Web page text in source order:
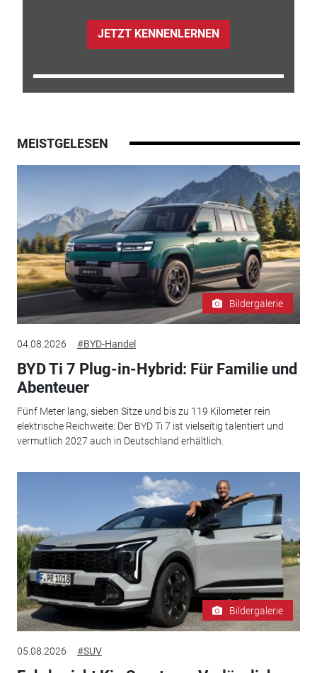
JETZT KENNENLERNEN
MEISTGELESEN
Bildergalerie
04.08.2026 #BYD-Handel
BYD Ti 7 Plug-in-Hybrid: Für Familie und
Abenteuer
Fünf Meter lang, sieben Sitze und bis zu 119 Kilometer rein
elektrische Reichweite: Der BYD Ti 7 ist vielseitig talentiert und
vermutlich 2027 auch in Deutschland erhältlich.
Bildergalerie
05.08.2026 #SUV